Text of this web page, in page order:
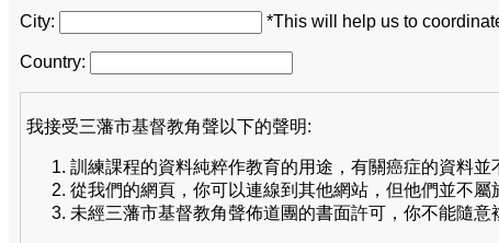
City: *This will help us to
Country:
我接受三藩市基督教角聲以下的聲明:
訓練課程的資料純粹作教育的用途，有關癌症的資料並
從我們的網頁，你可以連線到其他網站，但他們並不
未經三藩市基督教角聲佈道團的書面許可，你不能隨意